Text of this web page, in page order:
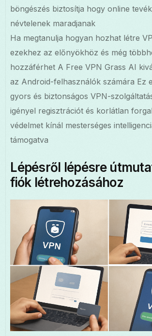
böngészés biztosítja hogy online
névtelenek maradjanak
Ha megtanulja hogyan hozhat létre
ezekhez az előnyökhöz és még
hozzáférhet A Free VPN Grass AI
az Android-felhasználók számára Ez
gyors és biztonságos VPN-
igényel regisztrációt és korlátlan
védelmet kínál mesterséges
támogatva
Lépésről lépésre
fiók létrehozásához